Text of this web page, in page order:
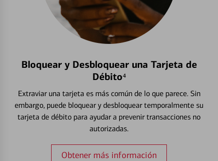
Bloquear y Desbloquear una Tarjeta de
Débito⁴
Extraviar una tarjeta es más común de lo que parece. Sin
embargo, puede bloquear y desbloquear temporalmente su
tarjeta de débito para ayudar a prevenir transacciones no
autorizadas.
Obtener más información